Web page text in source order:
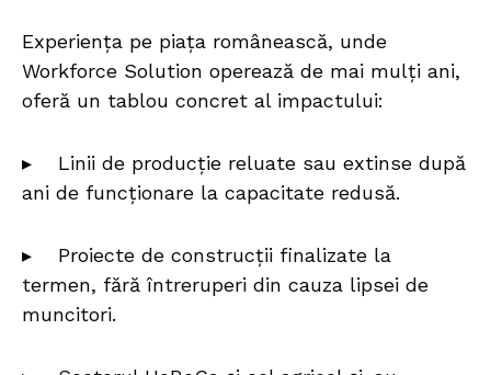
Experiența pe piața românească, unde
Workforce Solution operează de mai mulți ani,
oferă un tablou concret al impactului:
▸ Linii de producție reluate sau extinse după
ani de funcționare la capacitate redusă.
▸ Proiecte de construcții finalizate la
termen, fără întreruperi din cauza lipsei de
muncitori.